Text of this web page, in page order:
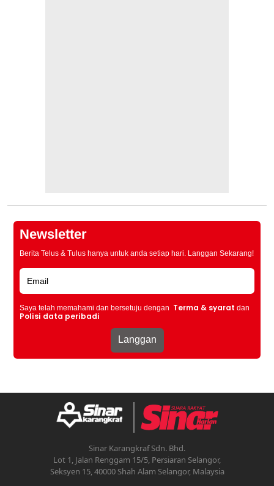
Newsletter
Berita Telus & Tulus hanya untuk anda setiap hari. Langgan Sekarang!
Saya telah memahami dan bersetuju dengan Terma & syarat dan
Polisi data peribadi
Sinar Karangkraf Sdn. Bhd.
Lot 1, Jalan Renggam 15/5, Persiaran Selangor,
Seksyen 15, 40000 Shah Alam Selangor, Malaysia